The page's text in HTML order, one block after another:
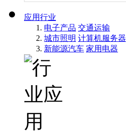
应用行业
电子产品 交通运输
城市照明 计算机服务器
新能源汽车 家用电器